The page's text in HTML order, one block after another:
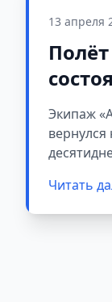
13 апреля
Экипаж
орбиты с
Читать